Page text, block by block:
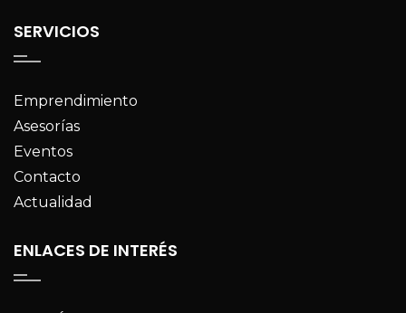
SERVICIOS
Emprendimiento
Asesorías
Eventos
Contacto
Actualidad
ENLACES DE INTERÉS